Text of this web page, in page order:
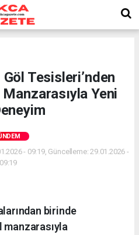
Tesisleri’nden
Yeni
- 09:19, Güncelleme: 29.01.2026 -
09:19
birinde